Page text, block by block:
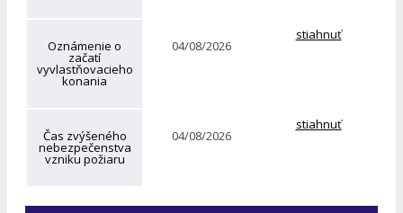
Oznámenie o
začatí
vyvlastňovacieho
konania
04/08/2026
stiahnuť
Čas zvýšeného
nebezpečenstva
vzniku požiaru
04/08/2026
stiahnuť